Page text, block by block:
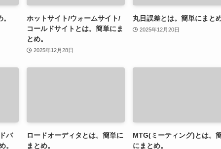
ホットサイト/ウォームサイト/
コールドサイトとは。簡単にま
とめ。
2025年12月28日
丸目誤差とは。簡単にまとめ
2025年12月20日
バ
。
ロードオーディタとは。簡単に
まとめ。
MTG(ミーティング)とは。
にまとめ。